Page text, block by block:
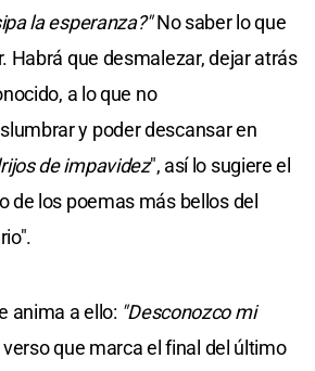
la esperanza?"No saber lo que
Habrá que desmalezar, dejar atrás
a lo que no
y poder descansar en
de impavidez", así lo sugiere el
de los poemas más bellos del
anima a ello: "Desconozco mi
verso que marca el final del último